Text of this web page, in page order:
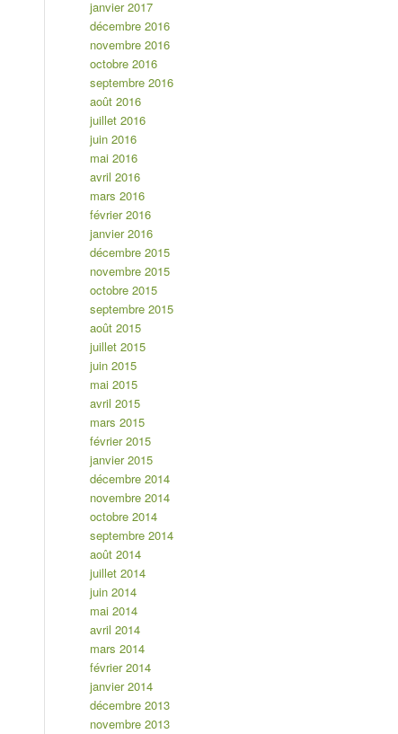
janvier 2017
décembre 2016
novembre 2016
octobre 2016
septembre 2016
août 2016
juillet 2016
juin 2016
mai 2016
avril 2016
mars 2016
février 2016
janvier 2016
décembre 2015
novembre 2015
octobre 2015
septembre 2015
août 2015
juillet 2015
juin 2015
mai 2015
avril 2015
mars 2015
février 2015
janvier 2015
décembre 2014
novembre 2014
octobre 2014
septembre 2014
août 2014
juillet 2014
juin 2014
mai 2014
avril 2014
mars 2014
février 2014
janvier 2014
décembre 2013
novembre 2013